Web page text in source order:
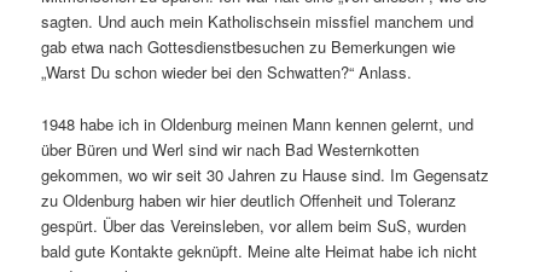
sagten. Und auch mein Katholischsein missfiel manchem und
gab etwa nach Gottesdienstbesuchen zu Bemerkungen wie
„Warst Du schon wieder bei den Schwatten?“ Anlass.
1948 habe ich in Oldenburg meinen Mann kennen gelernt, und
über Büren und Werl sind wir nach Bad Westernkotten
gekommen, wo wir seit 30 Jahren zu Hause sind. Im Gegensatz
zu Oldenburg haben wir hier deutlich Offenheit und Toleranz
gespürt. Über das Vereinsleben, vor allem beim SuS, wurden
bald gute Kontakte geknüpft. Meine alte Heimat habe ich nicht